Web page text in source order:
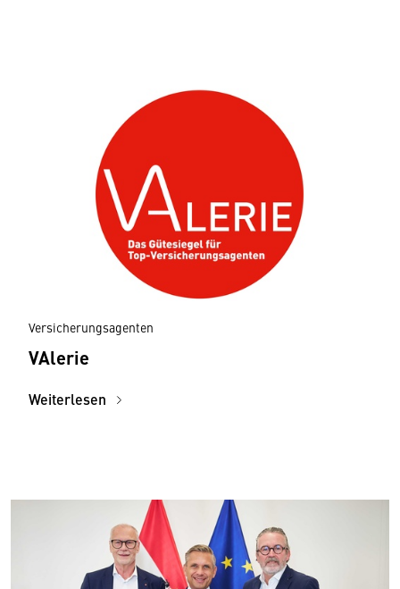
Versicherungsagenten
VAlerie
Weiterlesen